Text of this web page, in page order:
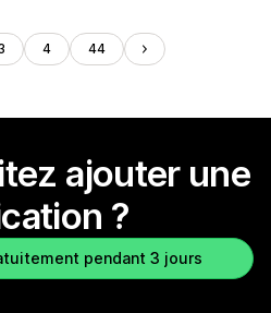
4 44
ajouter une
?
pendant 3 jours